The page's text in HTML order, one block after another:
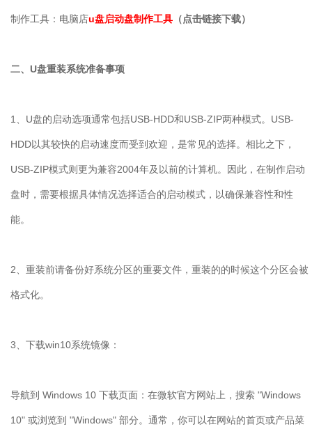
制作工具：电脑店u盘启动盘制作工具 （点击链接下载）
二、U盘重装系统准备事项
1、U盘的启动选项通常包括USB-HDD和USB-ZIP两种模式。USB-
HDD以其较快的启动速度而受到欢迎，是常见的选择。相比之下，
USB-ZIP模式则更为兼容2004年及以前的计算机。因此，在制作启动
盘时，需要根据具体情况选择适合的启动模式，以确保兼容性和性
能。
2、重装前请备份好系统分区的重要文件，重装的的时候这个分区会被
格式化。
3、下载win10系统镜像：
导航到 Windows 10 下载页面：在微软官方网站上，搜索 "Windows
10" 或浏览到 "Windows" 部分。通常，你可以在网站的首页或产品菜